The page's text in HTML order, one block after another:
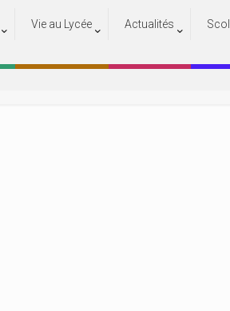
Vie au Lycée Actualités
7
Accueil